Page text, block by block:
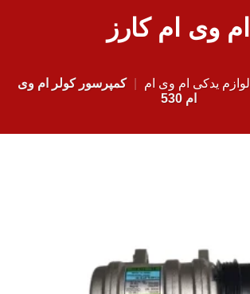
ام وی ام کارز
لوازم یدکی ام وی ام
کمپرسور کولر ام وی
ام 530